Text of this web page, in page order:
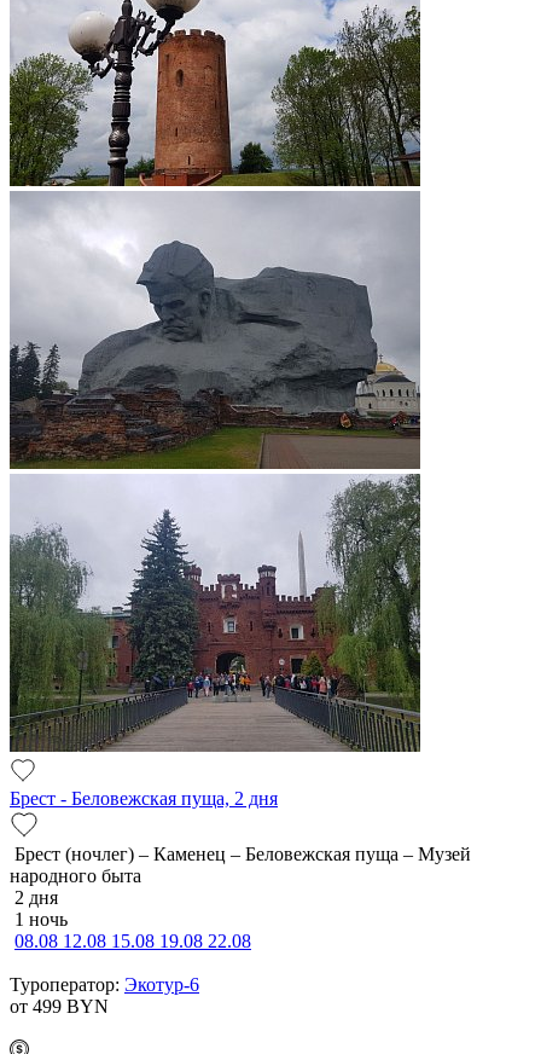
Брест - Беловежская пуща, 2 дня
Брест (ночлег) – Каменец – Беловежская пуща – Музей
народного быта
2 дня
1 ночь
08.08 12.08 15.08 19.08 22.08
Туроператор: Экотур-6
от 499 BYN